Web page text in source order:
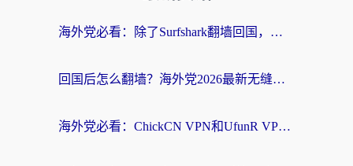
海外党必看：除了Surfshark翻墙回国，这些加速器选择技巧你真的懂吗？
回国后怎么翻墙？海外党2026最新无缝访问国内资源全攻略（附对比实测）
海外党必看：ChickCN VPN和UfunR VPN对比哪个回国效果更好？附实用选择指南